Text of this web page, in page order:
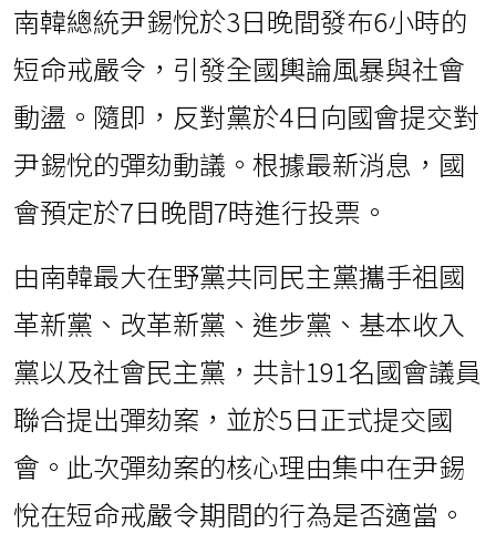
南韓總統尹錫悅於3日晚間發布6小時的
短命戒嚴令，引發全國輿論風暴與社會
動盪。隨即，反對黨於4日向國會提交對
尹錫悅的彈劾動議。根據最新消息，國
會預定於7日晚間7時進行投票。
由南韓最大在野黨共同民主黨攜手祖國
革新黨、改革新黨、進步黨、基本收入
黨以及社會民主黨，共計191名國會議員
聯合提出彈劾案，並於5日正式提交國
會。此次彈劾案的核心理由集中在尹錫
悅在短命戒嚴令期間的行為是否適當。